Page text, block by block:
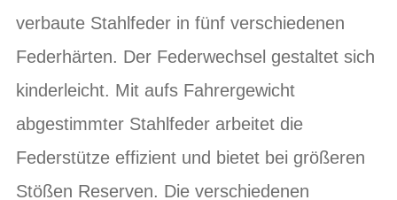
verbaute Stahlfeder in fünf verschiedenen
Federhärten. Der Federwechsel gestaltet sich
kinderleicht. Mit aufs Fahrergewicht
abgestimmter Stahlfeder arbeitet die
Federstütze effizient und bietet bei größeren
Stößen Reserven. Die verschiedenen